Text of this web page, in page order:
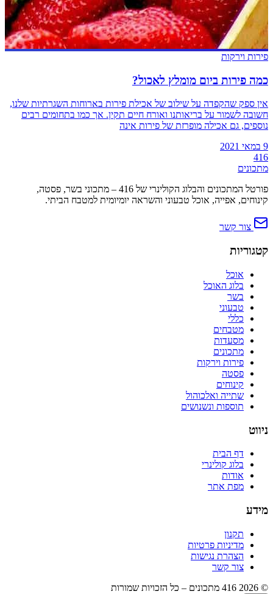
פירות וירקות
כמה פירות ביום מומלץ לאכול?
אין ספק שהקפדה על שילוב של אכילת פירות בארוחות השגרתיות שלנו,
חשובה לשמור על בריאותנו ואורח חיים תקין. אך כמו בתחומים רבים
נוספים, גם אכילה מופרזת של פירות אינה
9 במאי 2021
416
מתכונים
פורטל המתכונים והבלוג הקולינרי של 416 – מתכוני בשר, פסטה,
קינוחים, אפייה, אוכל טבעוני והשראה יומיומית למטבח הביתי.
צור קשר
קטגוריות
אוכל
בלוג האוכל
בשר
טבעוני
כללי
מטבחים
מסעדות
מתכונים
פירות וירקות
פסטה
קינוחים
שתייה ואלכוהול
תוספות ונשנושים
ניווט
דף הבית
בלוג קולינרי
אודות
מפת אתר
מידע
תקנון
מדיניות פרטיות
הצהרת נגישות
צור קשר
©
2026